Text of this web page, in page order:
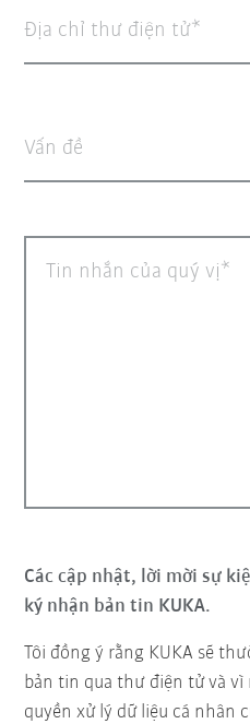
Địa chỉ thư điện tử
Vấn đề
Tin nhắn của quý vị
Các cập nhật, lời mời sự
ký nhận bản tin KUKA.
Tôi đồng ý rằng KUKA sẽ
bản tin qua thư điện tử và vì
quyền xử lý dữ liệu cá nhân